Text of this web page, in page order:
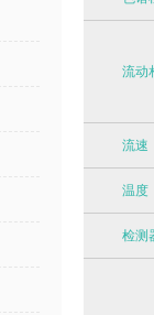
流动
流速
温度
检测